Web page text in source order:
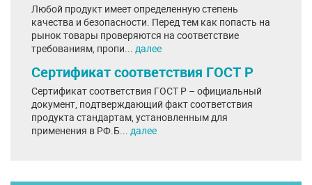
Любой продукт имеет определенную степень
качества и безопасности. Перед тем как попасть на
рынок товары проверяются на соответствие
требованиям, пропи... далее
Сертификат соответствия ГОСТ Р
Сертификат соответствия ГОСТ Р – официальный
документ, подтверждающий факт соответствия
продукта стандартам, установленным для
применения в РФ.Б... далее